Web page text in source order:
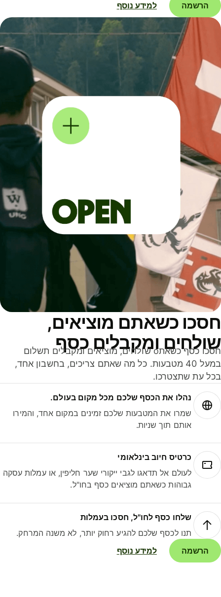
הרשמה למידע נוסף
כשאתם מוציאים,
ומקבלים כסף
חסכו כסף כשאתo שולחים, מוציאים ומקבלים תשלום
במעל 40 מטבעות. כל מה שאתם צריכים, בחשבון אחד,
עת שתצטרכו.
נהלו את הכסף שלכם מכל מקום בעולם.
שמרו את המטבעות שלכם זמינים במקום אחד, והמירו
אותם תוך שניות.
כרטיס חיוב בינלאומי
לעולם אל תדאגו לגבי ייקורי שער חליפין, או עמלות עסקה
גבוהות כשאתם מוציאים כסף בחו"ל.
שלחו כסף לחו"ל, חסכו בעמלות
תנו לכסף שלכם להגיע רחוק יותר, לא משנה המרחק.
הרשמה
למידע נוסף